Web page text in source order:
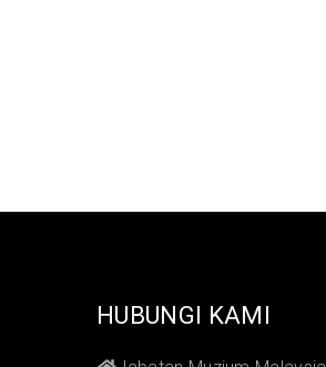
HUBUNGI KAMI